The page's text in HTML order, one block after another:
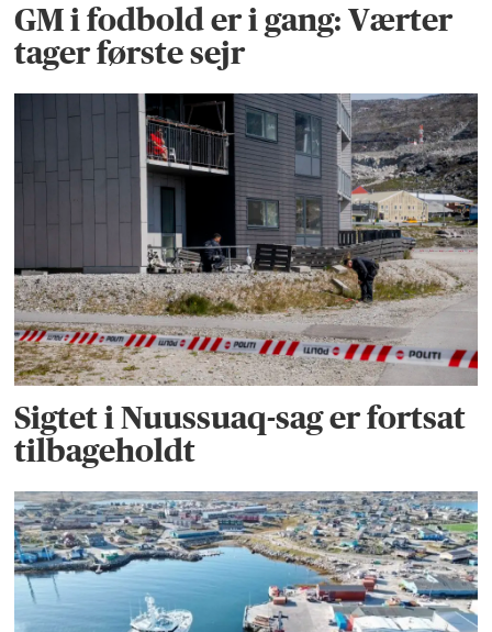
GM i fodbold er i gang: Værter
tager første sejr
Sigtet i Nuussuaq-sag er fortsat
tilbageholdt